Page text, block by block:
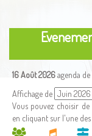
16 Août 2026agenda
Affichage de
Vous pouvez choisir
en cliquant sur l'une